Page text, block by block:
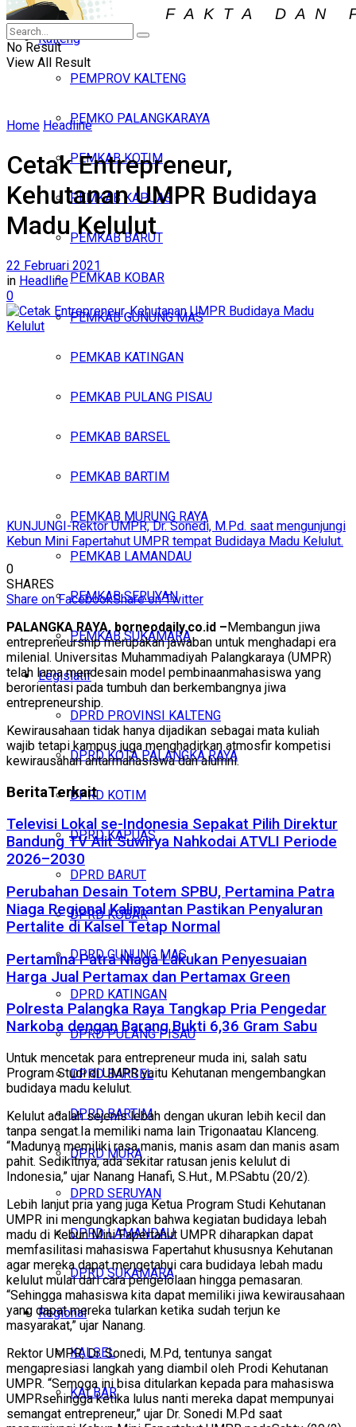
Iklan
Sabtu, Agustus 8, 2026
Kalteng
PEMPROV KALTENG
PEMKO PALANGKARAYA
PEMKAB KOTIM
PEMKAB KAPUAS
PEMKAB BARUT
PEMKAB KOBAR
PEMKAB GUNUNG MAS
PEMKAB KATINGAN
PEMKAB PULANG PISAU
PEMKAB BARSEL
PEMKAB BARTIM
PEMKAB MURUNG RAYA
PEMKAB LAMANDAU
PEMKAB SERUYAN
PEMKAB SUKAMARA
Legislatif
DPRD PROVINSI KALTENG
DPRD KOTA PALANGKA RAYA
DPRD KOTIM
DPRD KAPUAS
DPRD BARUT
DPRD KOBAR
DPRD GUNUNG MAS
DPRD KATINGAN
DPRD PULANG PISAU
DPRD BARSEL
DPRD BARTIM
DPRD MURA
DPRD SERUYAN
DPRD LAMANDAU
DPRD SUKAMARA
Regional
KALSEL
KALBAR
No Result
View All Result
Home Headline
Cetak Entrepreneur,
Kehutanan UMPR Budidaya
Madu Kelulut
22 Februari 2021
in Headline
0
KUNJUNGI-Rektor UMPR, Dr. Sonedi, M.Pd. saat mengunjungi
Kebun Mini Fapertahut UMPR tempat Budidaya Madu Kelulut.
0
SHARES
Share on FacebookShare on Twitter
PALANGKA RAYA, borneodaily.co.id –Membangun jiwa
entrepreneurship merupakan jawaban untuk menghadapi era
milenial. Universitas Muhammadiyah Palangkaraya (UMPR)
telah lama mendesain model pembinaanmahasiswa yang
berorientasi pada tumbuh dan berkembangnya jiwa
entrepreneurship.
Kewirausahaan tidak hanya dijadikan sebagai mata kuliah
wajib tetapi kampus juga menghadirkan atmosfir kompetisi
kewirausahan antarmahasiswa dan alumni.
BeritaTerkait
Televisi Lokal se-Indonesia Sepakat Pilih Direktur
Bandung TV Alit Suwirya Nahkodai ATVLI Periode
2026–2030
Perubahan Desain Totem SPBU, Pertamina Patra
Niaga Regional Kalimantan Pastikan Penyaluran
Pertalite di Kalsel Tetap Normal
Pertamina Patra Niaga Lakukan Penyesuaian
Harga Jual Pertamax dan Pertamax Green
Polresta Palangka Raya Tangkap Pria Pengedar
Narkoba dengan Barang Bukti 6,36 Gram Sabu
Untuk mencetak para entrepreneur muda ini, salah satu
Program Studi di UMPR yaitu Kehutanan mengembangkan
budidaya madu kelulut.
Kelulut adalah sejenis lebah dengan ukuran lebih kecil dan
tanpa sengat.Ia memiliki nama lain Trigonaatau Klanceng.
“Madunya memiliki rasa manis, manis asam dan manis asam
pahit. Sedikitnya, ada sekitar ratusan jenis kelulut di
Indonesia,” ujar Nanang Hanafi, S.Hut., M.P.Sabtu (20/2).
Lebih lanjut pria yang juga Ketua Program Studi Kehutanan
UMPR ini mengungkapkan bahwa kegiatan budidaya lebah
madu di Kebun Mini Fapertahut UMPR diharapkan dapat
memfasilitasi mahasiswa Fapertahut khususnya Kehutanan
agar mereka dapat mengetahui cara budidaya lebah madu
kelulut mulai dari cara pengelolaan hingga pemasaran.
“Sehingga mahasiswa kita dapat memiliki jiwa kewirausahaan
yang dapat mereka tularkan ketika sudah terjun ke
masyarakat,” ujar Nanang.
Rektor UMPR, Dr. Sonedi, M.Pd, tentunya sangat
mengapresiasi langkah yang diambil oleh Prodi Kehutanan
UMPR. “Semoga ini bisa ditularkan kepada para mahasiswa
UMPRsehingga ketika lulus nanti mereka dapat mempunyai
semangat entrepreneur,” ujar Dr. Sonedi M.Pd saat